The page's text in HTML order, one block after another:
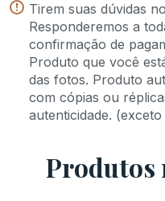
Tirem suas dúvidas
Responderemos a
confirmação de
Produto que você
das fotos. Produto
com cópias ou
autenticidade.
Produtos